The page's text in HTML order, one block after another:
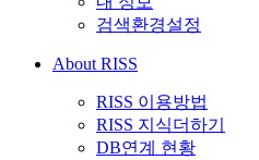
검색환경설정
About RISS
RISS 이용방법
RISS 지식더하기
DB연계 현황